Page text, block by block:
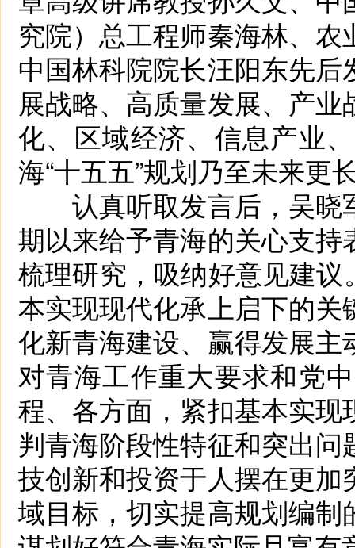
究院）总工程师秦海林、
中国林科院院长汪阳东先
展战略、高质量发展、产
化、区域经济、信息产业
海“十五五”规划乃至未来更
认真听取发言后，吴晓
期以来给予青海的关心支
梳理研究，吸纳好意见建议
本实现现代化承上启下的
化新青海建设、赢得发展
对青海工作重大要求和党
程、各方面，紧扣基本实
判青海阶段性特征和突出
技创新和投资于人摆在更
域目标，切实提高规划编